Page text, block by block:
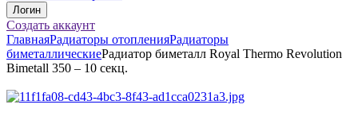
Создать аккаунт
ГлавнаяРадиаторы отопленияРадиаторы
биметаллическиеРадиатор биметалл Royal Thermo Revolution
Bimetall 350 – 10 секц.